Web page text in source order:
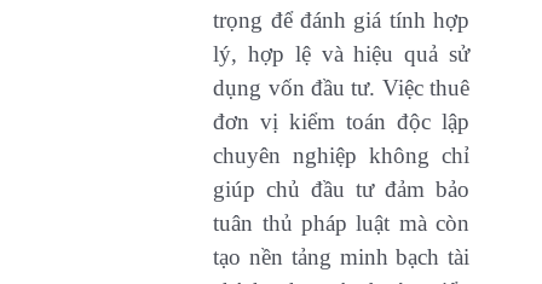
trọng để đánh giá tính hợp
lý, hợp lệ và hiệu quả sử
dụng vốn đầu tư. Việc thuê
đơn vị kiểm toán độc lập
chuyên nghiệp không chỉ
giúp chủ đầu tư đảm bảo
tuân thủ pháp luật mà còn
tạo nền tảng minh bạch tài